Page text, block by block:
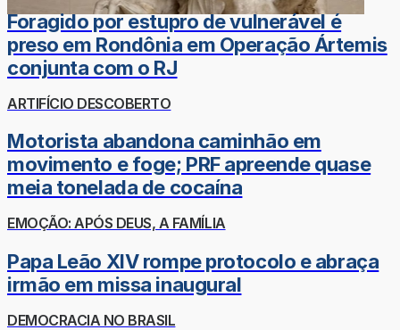
Foragido por estupro de vulnerável é
preso em Rondônia em Operação Ártemis
conjunta com o RJ
ARTIFÍCIO DESCOBERTO
Motorista abandona caminhão em
movimento e foge; PRF apreende quase
meia tonelada de cocaína
EMOÇÃO: APÓS DEUS, A FAMÍLIA
Papa Leão XIV rompe protocolo e abraça
irmão em missa inaugural
DEMOCRACIA NO BRASIL